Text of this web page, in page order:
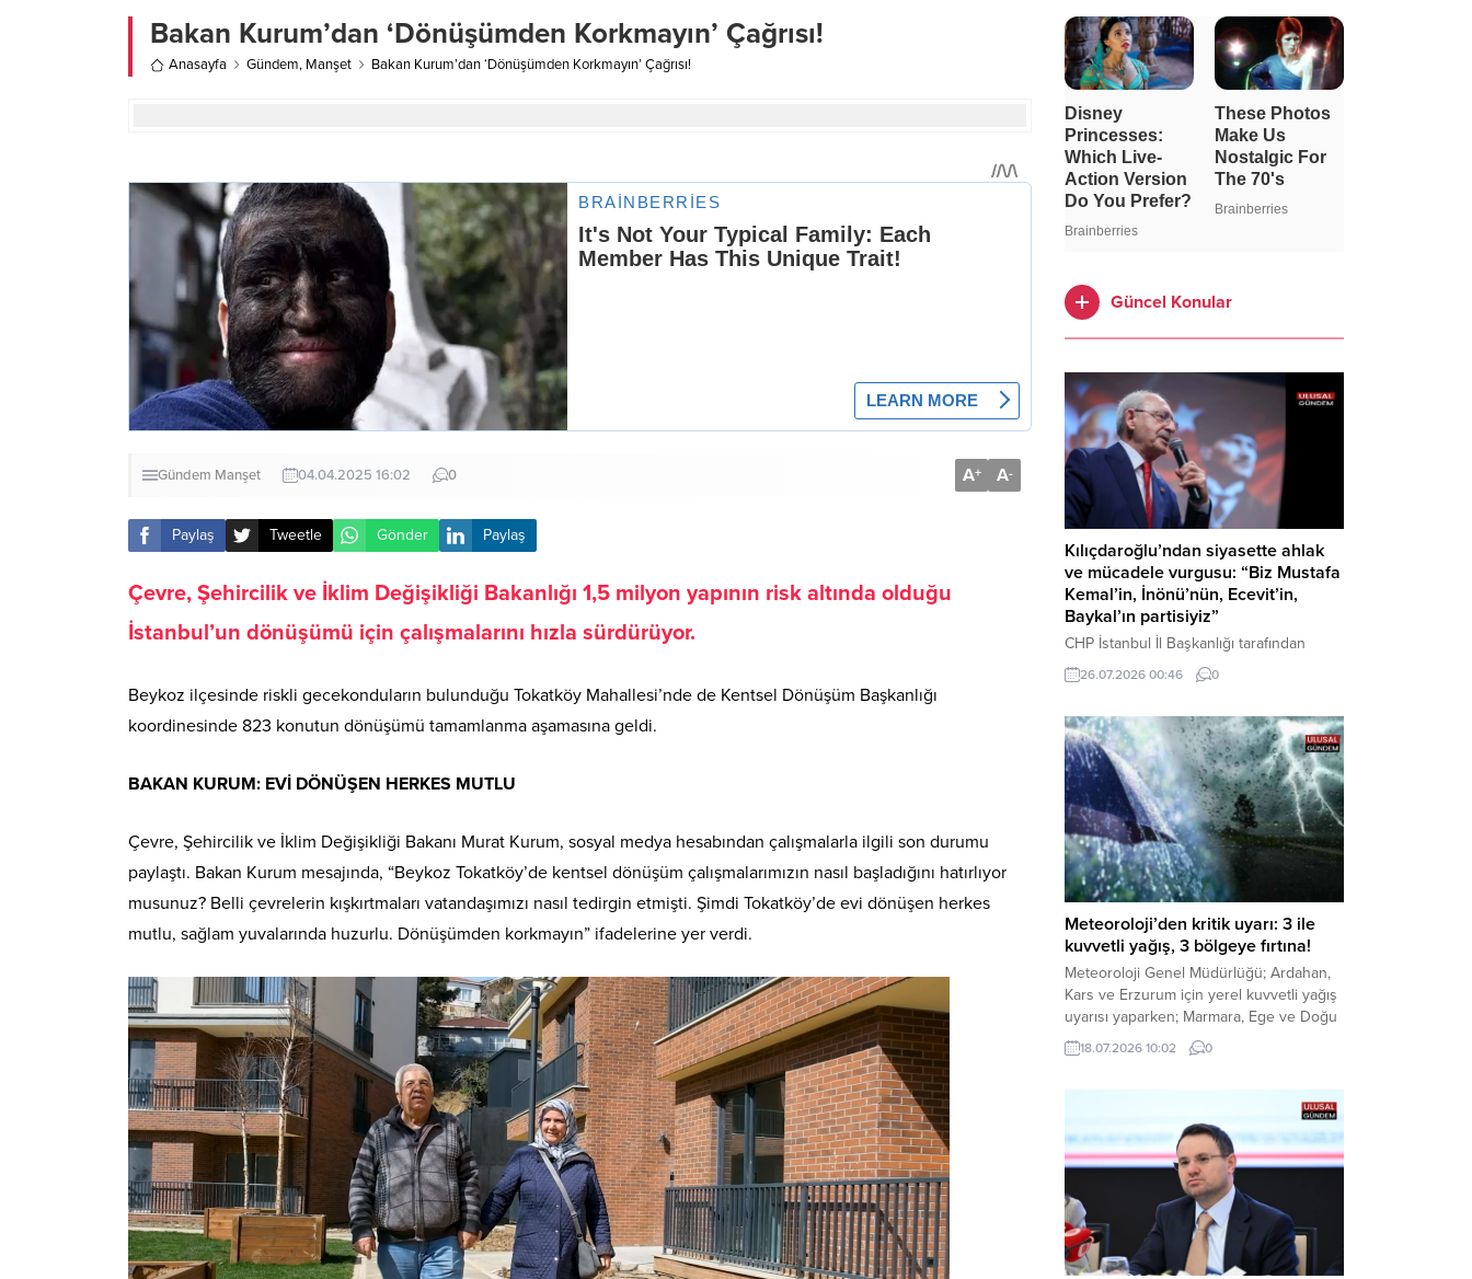
Bakan Kurum’dan ‘Dönüşümden Korkmayın’ Çağrısı!
Anasayfa Gündem, Manşet Bakan Kurum’dan ‘Dönüşümden Korkmayın’ Çağrısı!
Gündem Manşet 04.04.2025 16:02 0 A+ A-
Paylaş Tweetle Gönder Paylaş
Çevre, Şehircilik ve İklim Değişikliği Bakanlığı 1,5 milyon yapının risk altında olduğu
İstanbul’un dönüşümü için çalışmalarını hızla sürdürüyor.
Beykoz ilçesinde riskli gecekonduların bulunduğu Tokatköy Mahallesi’nde de Kentsel Dönüşüm Başkanlığı
koordinesinde 823 konutun dönüşümü tamamlanma aşamasına geldi.
BAKAN KURUM: EVİ DÖNÜŞEN HERKES MUTLU
Çevre, Şehircilik ve İklim Değişikliği Bakanı Murat Kurum, sosyal medya hesabından çalışmalarla ilgili son durumu
paylaştı. Bakan Kurum mesajında, “Beykoz Tokatköy’de kentsel dönüşüm çalışmalarımızın nasıl başladığını hatırlıyor
musunuz? Belli çevrelerin kışkırtmaları vatandaşımızı nasıl tedirgin etmişti. Şimdi Tokatköy’de evi dönüşen herkes
mutlu, sağlam yuvalarında huzurlu. Dönüşümden korkmayın” ifadelerine yer verdi.
Güncel Konular
Kılıçdaroğlu’ndan siyasette ahlak
ve mücadele vurgusu: “Biz Mustafa
Kemal’in, İnönü’nün, Ecevit’in,
Baykal’ın partisiyiz”
CHP İstanbul İl Başkanlığı tarafından
düzenlenen Üye Katılım Töreni’nde
konuşan Kemal Kılıçdaroğlu; partinin
beşli çetelerle mücadeleden Aile
Destekleri Sigortası’na kadar birçok kritik
konuda sert ve net mesajlar verdi. Haber
Merkezi – CHP Genel Başkanı Kemal
Kılıçdaroğlu, Rauf Denktaş Kültür
Merkezi’nde gerçekleştirilen ve yeni
üyelere rozetlerinin takıldığı...
26.07.2026 00:46 0
Meteoroloji’den kritik uyarı: 3 ile
kuvvetli yağış, 3 bölgeye fırtına!
Meteoroloji Genel Müdürlüğü; Ardahan,
Kars ve Erzurum için yerel kuvvetli yağış
uyarısı yaparken; Marmara, Ege ve Doğu
Anadolu’nun belirli kesimlerinde ise
saatte 60 kilometre hıza ulaşabilecek
tedbirli olmaya çağırdı. Haber Merkezi –
Çevre, Şehircilik ve İklim Değişikliği
Bakanlığı Meteoroloji Genel Müdürlüğü,
ülke genelini kapsayan son hava...
18.07.2026 10:02 0